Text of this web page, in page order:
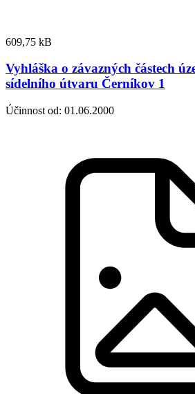
609,75 kB
Vyhláška o závazných částech
sídelního útvaru Černíkov 1
Účinnost od: 01.06.2000